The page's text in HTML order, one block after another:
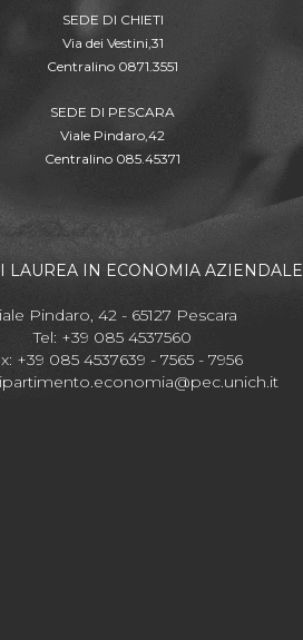
SEDE DI CHIETI
Via dei Vestini,31
Centralino 0871.3551
SEDE DI PESCARA
Viale Pindaro,42
Centralino 085.45371
LAUREA IN ECONOMIA AZIENDALE
Pindaro, 42 - 65127 Pescara
Tel: +39 085 4537560
+39 085 4537639 - 7565 - 7956